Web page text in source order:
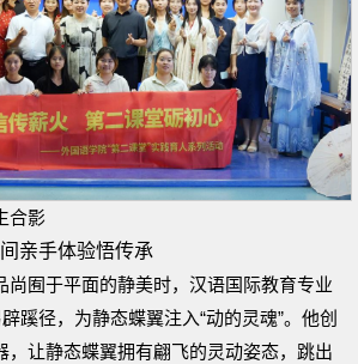
合影
亲手体验悟传承
尚囿于平面的静美时，汉语国际教育专业
蹊径，为静态蝶翼注入“动的灵魂”。他创
，让静态蝶翼拥有翩飞的灵动姿态，跳出